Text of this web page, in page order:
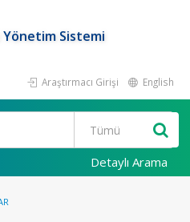
Sistemi
Araştırmacı Girişi English
Detaylı Arama